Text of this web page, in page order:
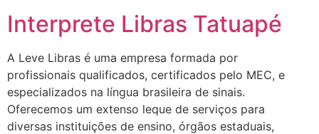
Interprete Libras Tatuapé
A Leve Libras é uma empresa formada por
profissionais qualificados, certificados pelo MEC, e
especializados na língua brasileira de sinais.
Oferecemos um extenso leque de serviços para
diversas instituições de ensino, órgãos estaduais,